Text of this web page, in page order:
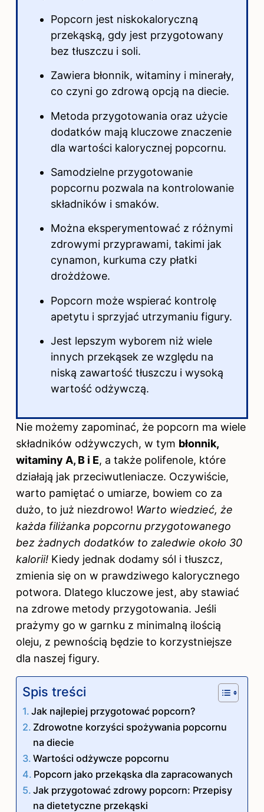
Popcorn jest niskokaloryczną
przekąską, gdy jest przygotowany
bez tłuszczu i soli.
Zawiera błonnik, witaminy i minerały,
co czyni go zdrową opcją na diecie.
Metoda przygotowania oraz użycie
dodatków mają kluczowe znaczenie
dla wartości kalorycznej popcornu.
Samodzielne przygotowanie
popcornu pozwala na kontrolowanie
składników i smaków.
Można eksperymentować z różnymi
zdrowymi przyprawami, takimi jak
cynamon, kurkuma czy płatki
drożdżowe.
Popcorn może wspierać kontrolę
apetytu i sprzyjać utrzymaniu figury.
Jest lepszym wyborem niż wiele
innych przekąsek ze względu na
niską zawartość tłuszczu i wysoką
wartość odżywczą.
Nie możemy zapominać, że popcorn ma wiele
składników odżywczych, w tym błonnik,
witaminy A, B i E, a także polifenole, które
działają jak przeciwutleniacze. Oczywiście,
warto pamiętać o umiarze, bowiem co za
dużo, to już niezdrowo! Warto wiedzieć, że
każda filiżanka popcornu przygotowanego
bez żadnych dodatków to zaledwie około 30
kalorii! Kiedy jednak dodamy sól i tłuszcz,
zmienia się on w prawdziwego kalorycznego
potwora. Dlatego kluczowe jest, aby stawiać
na zdrowe metody przygotowania. Jeśli
prażymy go w garnku z minimalną ilością
oleju, z pewnością będzie to korzystniejsze
dla naszej figury.
Spis treści
Jak najlepiej przygotować popcorn?
Zdrowotne korzyści spożywania popcornu
na diecie
Wartości odżywcze popcornu
Popcorn jako przekąska dla zapracowanych
Jak przygotować zdrowy popcorn: Przepisy
na dietetyczne przekąski